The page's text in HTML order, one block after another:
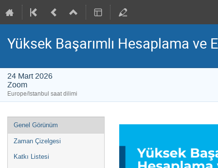
Yüksek Başarımlı Hesaplama ve
24 Mart 2026
Zoom
Europe/Istanbul saat dilimi
Event
menu
Genel Görünüm
Zaman Çizelgesi
Katkı Listesi